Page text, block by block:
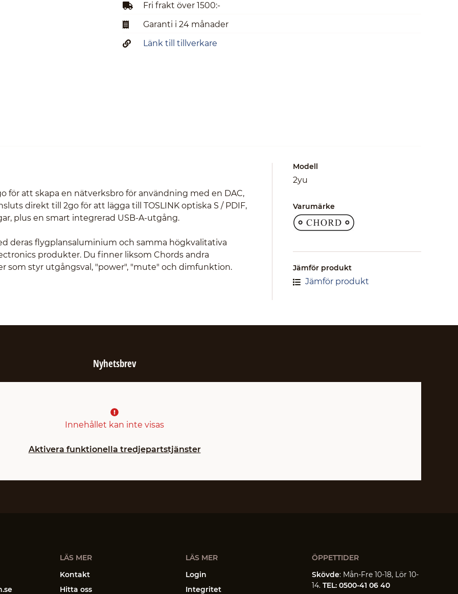
Fri frakt över 1500:-
Garanti i 24 månader
Länk till tillverkare
för att skapa en nätverksbro för användning med en DAC,
direkt till 2go för att lägga till TOSLINK optiska S / PDIF,
plus en smart integrerad USB-A-utgång.
deras flygplansaluminium och samma högkvalitativa
produkter. Du finner liksom Chords andra
som styr utgångsval, "power", "mute" och dimfunktion.
Modell
2yu
Varumärke
Jämför produkt
Jämför produkt
Nyhetsbrev
Innehållet kan inte visas
Aktivera funktionella tredjepartstjänster
LÄS MER
Kontakt
Hitta oss
LÄS MER
Login
Integritet
ÖPPETTIDER
Skövde: Mån-Fre 10-18, Lör 10-
14.TEL: 0500-41 06 40